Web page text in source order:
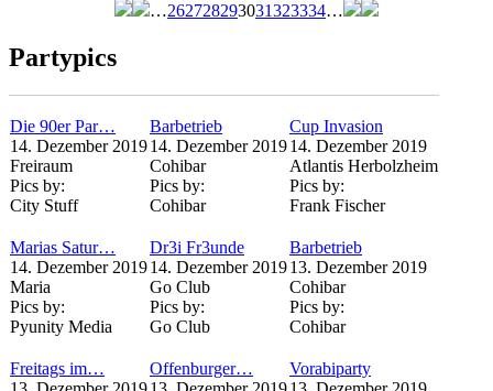
…262728293031323334…
Partypics
Die 90er Par…
14. Dezember 2019
Freiraum
Pics by:
City Stuff
Barbetrieb
14. Dezember 2019
Cohibar
Pics by:
Cohibar
Cup Invasion
14. Dezember 2019
Atlantis Herbolzheim
Pics by:
Frank Fischer
Marias Satur…
14. Dezember 2019
Maria
Pics by:
Pyunity Media
Dr3i Fr3unde
14. Dezember 2019
Go Club
Pics by:
Go Club
Barbetrieb
13. Dezember 2019
Cohibar
Pics by:
Cohibar
Freitags im…
Offenburger…
Vorabiparty